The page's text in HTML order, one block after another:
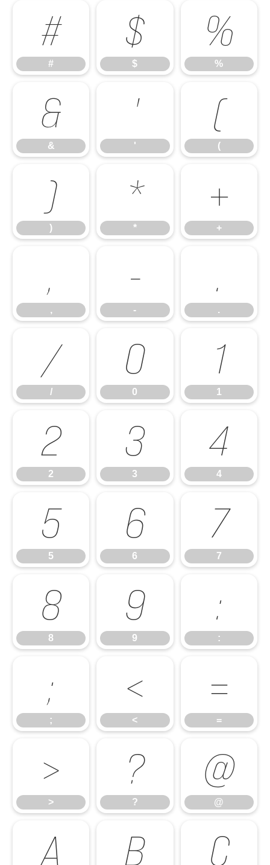
#
#
$
$
%
%
&
&
'
'
(
(
)
)
*
*
+
+
,
,
-
-
.
.
/
/
0
0
1
1
2
2
3
3
4
4
5
5
6
6
7
7
8
8
9
9
:
:
;
;
<
<
=
=
>
>
?
?
@
@
A B C